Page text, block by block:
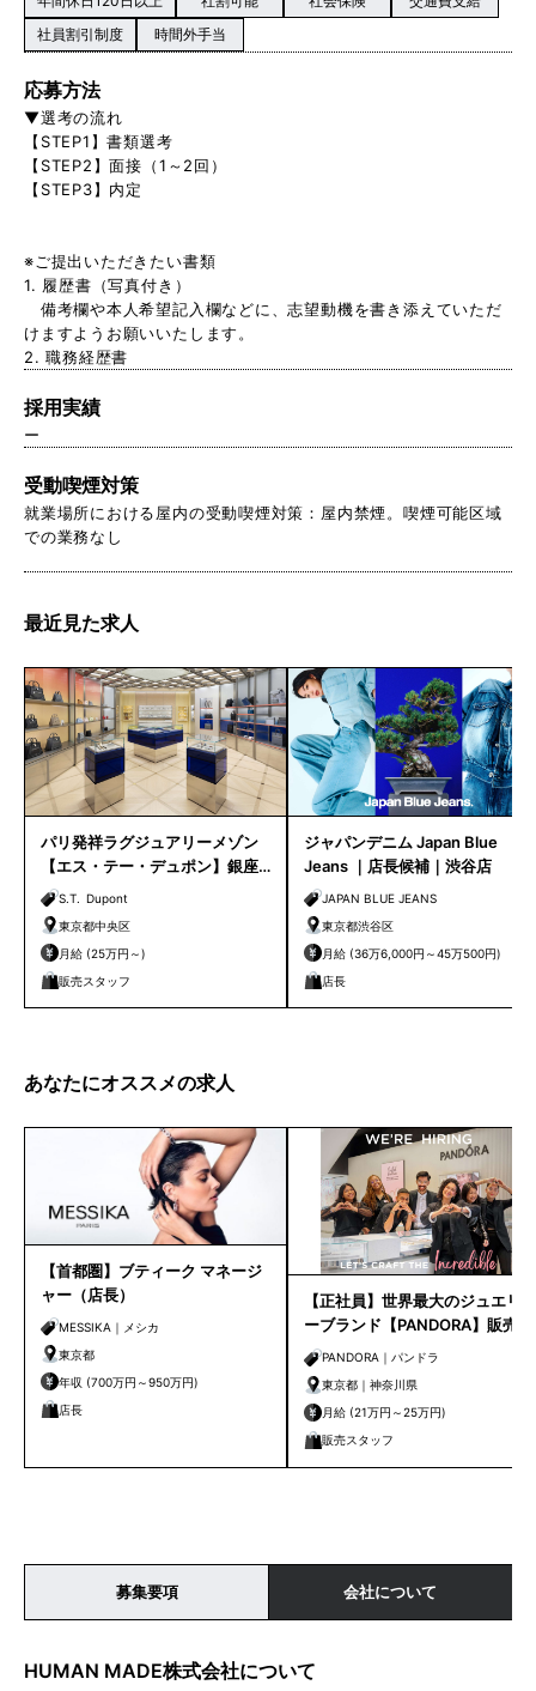
社員割引制度
時間外手当
応募方法
▼選考の流れ
【STEP1】書類選考
【STEP2】面接（1～2回）
【STEP3】内定
※ご提出いただきたい書類
1. 履歴書（写真付き）
備考欄や本人希望記入欄などに、志望動機を書き添えていただ
けますようお願いいたします。
2. 職務経歴書
採用実績
ー
受動喫煙対策
就業場所における屋内の受動喫煙対策：屋内禁煙。喫煙可能区域
での業務なし
最近見た求人
パリ発祥ラグジュアリーメゾン
【エス・テー・デュポン】銀座
路面店 販売スタッフ募集｜
S.T. Dupont
東京都中央区
月給 (25万円～)
販売スタッフ
ジャパンデニム Japan Blue
Jeans ｜店長候補｜渋谷店
JAPAN BLUE JEANS
東京都渋谷区
月給 (36万6,000円～45万500円)
店長
あなたにオススメの求人
【首都圏】ブティーク マネージ
ャー（店長）
MESSIKA｜メシカ
東京都
年収 (700万円～950万円)
店長
【正社員】世界最大のジュエリ
ーブランド【PANDORA】販売ス
タッフ＊ららぽーと横浜店＊
PANDORA｜パンドラ
東京都｜神奈川県
月給 (21万円～25万円)
販売スタッフ
募集要項 会社について
HUMAN MADE株式会社について